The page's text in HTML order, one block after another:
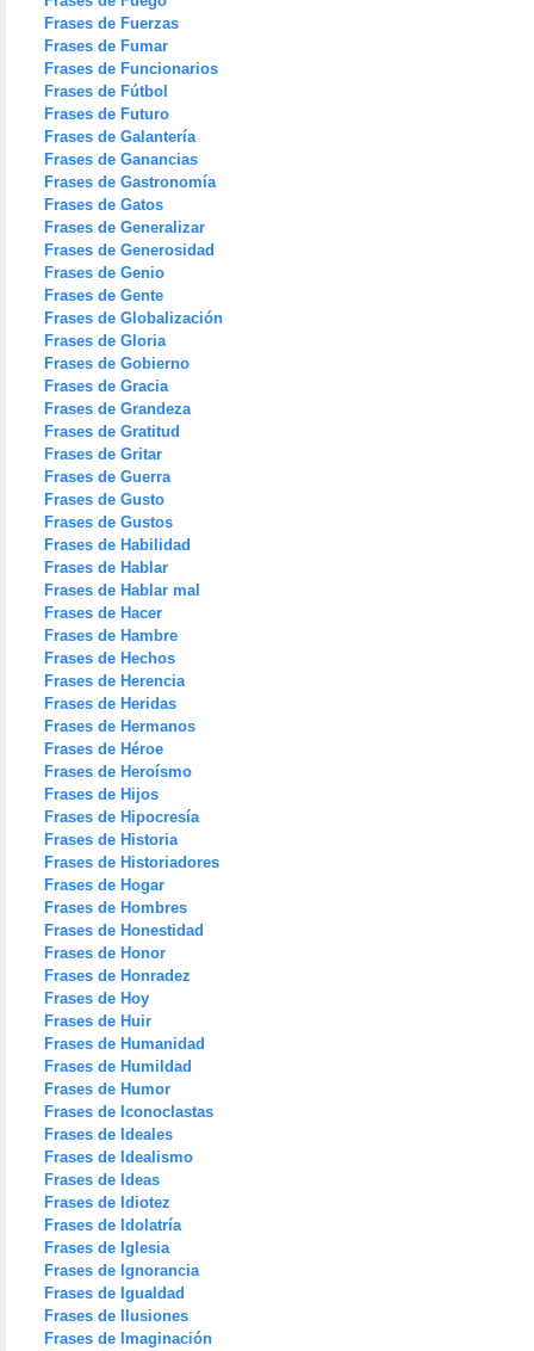
Frases de Fuerzas
Frases de Fumar
Frases de Funcionarios
Frases de Fútbol
Frases de Futuro
Frases de Galantería
Frases de Ganancias
Frases de Gastronomía
Frases de Gatos
Frases de Generalizar
Frases de Generosidad
Frases de Genio
Frases de Gente
Frases de Globalización
Frases de Gloria
Frases de Gobierno
Frases de Gracia
Frases de Grandeza
Frases de Gratitud
Frases de Gritar
Frases de Guerra
Frases de Gusto
Frases de Gustos
Frases de Habilidad
Frases de Hablar
Frases de Hablar mal
Frases de Hacer
Frases de Hambre
Frases de Hechos
Frases de Herencia
Frases de Heridas
Frases de Hermanos
Frases de Héroe
Frases de Heroísmo
Frases de Hijos
Frases de Hipocresía
Frases de Historia
Frases de Historiadores
Frases de Hogar
Frases de Hombres
Frases de Honestidad
Frases de Honor
Frases de Honradez
Frases de Hoy
Frases de Huir
Frases de Humanidad
Frases de Humildad
Frases de Humor
Frases de Iconoclastas
Frases de Ideales
Frases de Idealismo
Frases de Ideas
Frases de Idiotez
Frases de Idolatría
Frases de Iglesia
Frases de Ignorancia
Frases de Igualdad
Frases de Ilusiones
Frases de Imaginación